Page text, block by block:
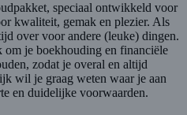
speciaal ontwikkeld voor
kwaliteit, gemak en plezier. Als
over voor andere (leuke) dingen.
je boekhouding en financiële
zodat je overal en altijd
wil je graag weten waar je aan
en duidelijke voorwaarden.